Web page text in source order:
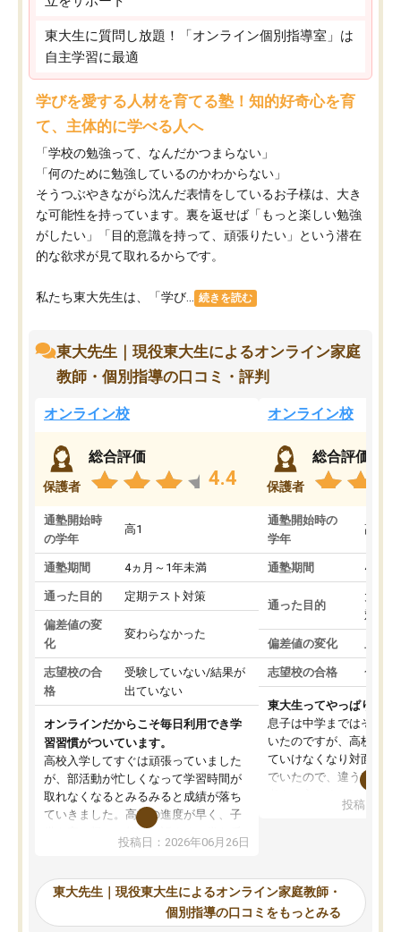
東大生に質問し放題！「オンライン個別指導室」は
自主学習に最適
学びを愛する人材を育てる塾！知的好奇心を育
て、主体的に学べる人へ
「学校の勉強って、なんだかつまらない」
「何のために勉強しているのかわからない」
そうつぶやきながら沈んだ表情をしているお子様は、大き
な可能性を持っています。裏を返せば「もっと楽しい勉強
がしたい」「目的意識を持って、頑張りたい」という潜在
的な欲求が見て取れるからです。
私たち東大先生は、「学び... 続きを読む
東大先生｜現役東大生によるオンライン家庭
教師・個別指導の口コミ・評判
オンライン校
保護者
総合評価
4.4
通塾開始時
の学年
高1
通塾期間 4ヵ月～1年未満
通った目的 定期テスト対策
偏差値の変
化
変わらなかった
志望校の合
格
受験していない/結果が
出ていない
オンラインだからこそ毎日利用でき学
習習慣がついています。
高校入学してすぐは頑張っていました
が、部活動が忙しくなって学習時間が
取れなくなるとみるみると成績が落ち
ていきました。高校の進度が早く、子
供も家に帰って勉強の話すると嫌な反
応を示します。東大先生にお願いして
れるので、親としても安心です。毎日
使える自習室とかもあり、わからない
ところがあれば先生が回答してくれる
投稿日：2026年06月26日
オンライン校
保護者
総合評価
通塾開始時の
学年
高3
通塾期間 4ヵ月
通った目的
大学
対策
偏差値の変化 上が
志望校の合格 合格
東大生ってやっぱりすご
息子は中学まではそこそ
いたのですが、高校に入
ていけなくなり対面の塾
でいたので、違うアプロ
で、当初は模試でD判定
自習室が毎日使えていつ
るのが心強かったよう
謝です。
投稿日：
東大先生｜現役東大生によるオンライン家庭教師・
個別指導の口コミをもっとみる